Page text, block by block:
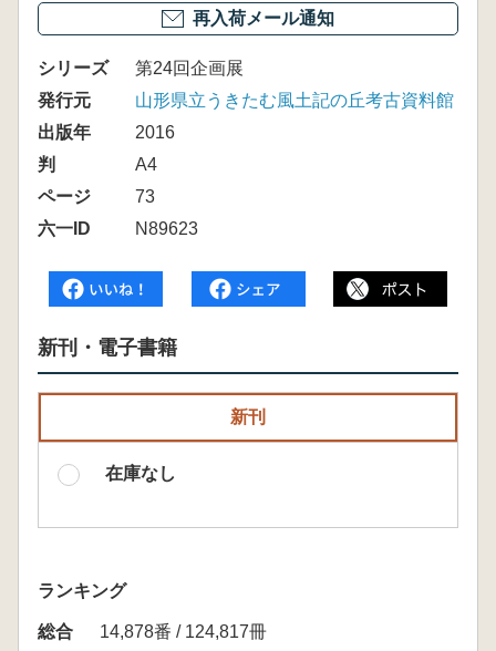
再入荷メール通知
シリーズ
第24回企画展
発行元
山形県立うきたむ風土記の丘考古資料館
出版年
2016
判
A4
ページ
73
六一ID
N89623
新刊・電子書籍
新刊
在庫なし
ランキング
総合
14,878番 / 124,817冊